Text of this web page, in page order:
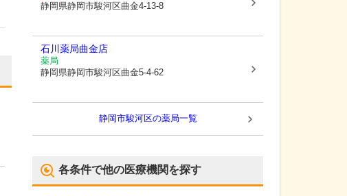
静岡県静岡市駿河区曲金4-13-8
石川薬局曲金店
薬局
静岡県静岡市駿河区曲金5-4-62
静岡市駿河区の薬局一覧
各条件で他の医療機関を探す